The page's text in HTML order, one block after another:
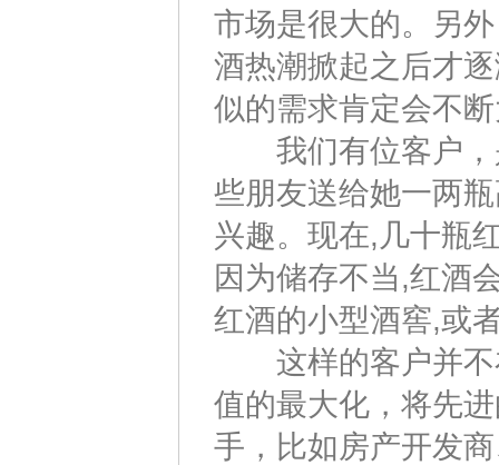
市场是很大的。另
酒热潮掀起之后才
似的需求肯定会不
我们有位客户，
些朋友送给她一两
兴趣。现在,几十瓶
因为储存不当,红酒
红酒的小型酒窖,或
这样的客户并不
值的最大化，将先
手，比如房产开发